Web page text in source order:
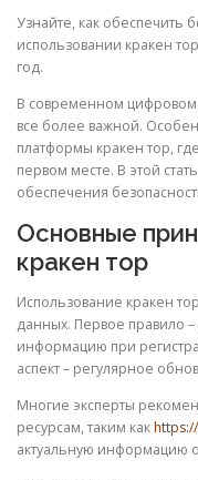
Узнайте, как обеспечить
использовании кракен
год.
В современном цифровом
все более важной.
платформы кракен тор,
первом месте. В этой
обеспечения
Основные
кракен тор
Использование кракен
данных. Первое правило
информацию при
аспект – регулярное
Многие эксперты
ресурсам, таким как
актуальную информацию